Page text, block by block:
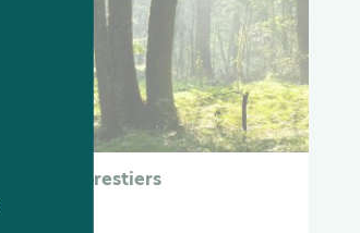
Milieux forestiers